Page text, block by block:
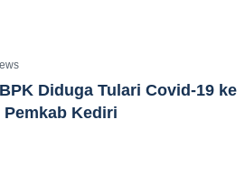
Diduga Tulari Covid-19 ke
Pemkab Kediri